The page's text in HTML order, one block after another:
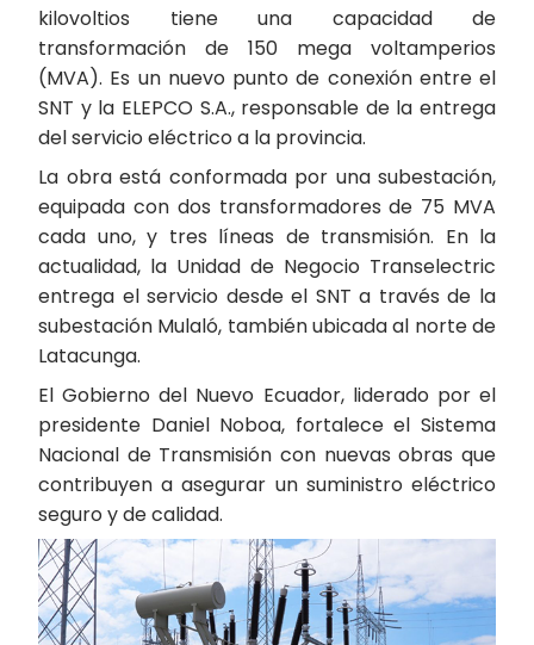
kilovoltios tiene una capacidad de
transformación de 150 mega voltamperios
(MVA). Es un nuevo punto de conexión entre el
SNT y la ELEPCO S.A., responsable de la entrega
del servicio eléctrico a la provincia.
La obra está conformada por una subestación,
equipada con dos transformadores de 75 MVA
cada uno, y tres líneas de transmisión. En la
actualidad, la Unidad de Negocio Transelectric
entrega el servicio desde el SNT a través de la
subestación Mulaló, también ubicada al norte de
Latacunga.
El Gobierno del Nuevo Ecuador, liderado por el
presidente Daniel Noboa, fortalece el Sistema
Nacional de Transmisión con nuevas obras que
contribuyen a asegurar un suministro eléctrico
seguro y de calidad.